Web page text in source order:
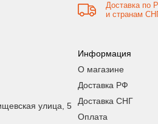
Доставка по
и странам
улица, 5
Информация
О магазине
Доставка РФ
Доставка СНГ
Оплата